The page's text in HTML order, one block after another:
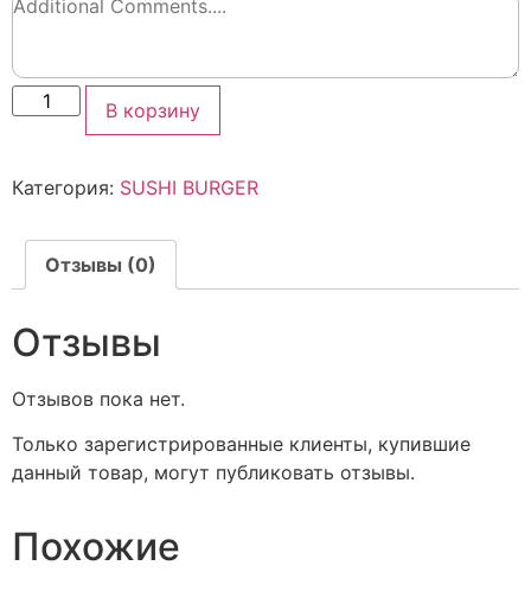
В корзину
Категория: SUSHI BURGER
Отзывы (0)
Отзывы
Отзывов пока нет.
Только зарегистрированные клиенты, купившие
данный товар, могут публиковать отзывы.
Похожие